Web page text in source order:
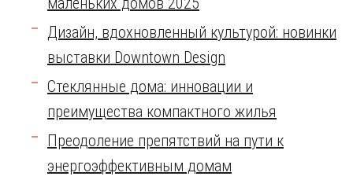
Дизайн, вдохновленный культурой: новинки
выставки Downtown Design
Стеклянные дома: инновации и
преимущества компактного жилья
Преодоление препятствий на пути к
энергоэффективным домам